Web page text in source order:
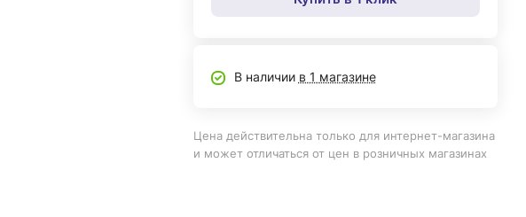
В наличии в 1 магазине
Цена действительна только для интернет-магазина
и может отличаться от цен в розничных магазинах